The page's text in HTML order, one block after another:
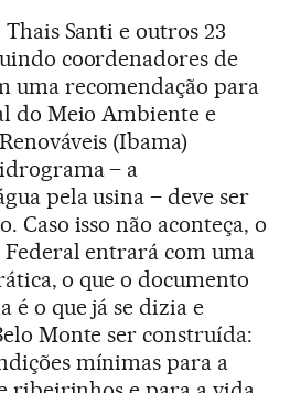
Santi e outros 23
coordenadores de
uma recomendação para
do Meio Ambiente e
(Ibama)
– a
pela usina – deve ser
Caso isso não aconteça, o
entrará com uma
o que o documento
é o que já se dizia e
Monte ser construída:
mínimas para a